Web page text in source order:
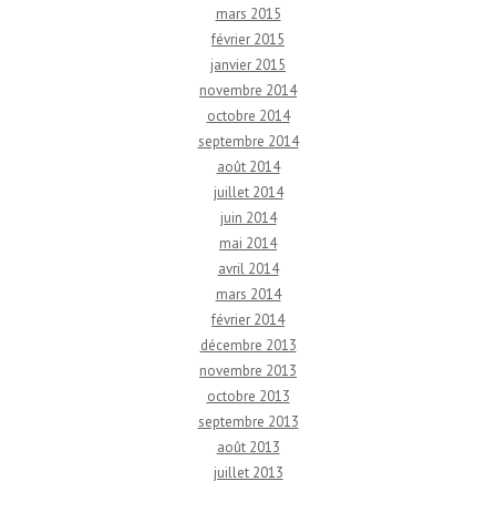
mars 2015
février 2015
janvier 2015
novembre 2014
octobre 2014
septembre 2014
août 2014
juillet 2014
juin 2014
mai 2014
avril 2014
mars 2014
février 2014
décembre 2013
novembre 2013
octobre 2013
septembre 2013
août 2013
juillet 2013